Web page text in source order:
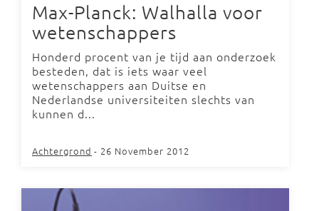
Max-Planck: Walhalla voor
wetenschappers
Honderd procent van je tijd aan onderzoek
besteden, dat is iets waar veel
wetenschappers aan Duitse en
Nederlandse universiteiten slechts van
kunnen d...
Achtergrond - 26 November 2012